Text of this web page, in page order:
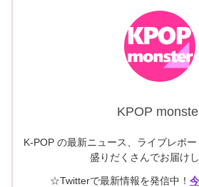
KPOP
K-POP の最新ニュース、ライブレポ
盛りだくさんでお届けし
☆Twitterで最新情報を発信中！